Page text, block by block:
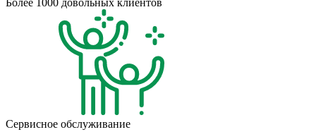
Более 1000 довольных клиентов
Сервисное обслуживание